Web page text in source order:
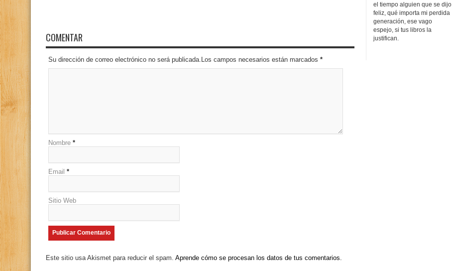
COMENTAR
Su dirección de correo electrónico no será publicada.Los campos necesarios están marcados *
Nombre *
Email *
Sitio Web
Este sitio usa Akismet para reducir el spam. Aprende cómo se procesan los datos de tus comentarios.
el tiempo alguien que se dijo
feliz, qué importa mi perdida
generación, ese vago
espejo, si tus libros la
justifican.